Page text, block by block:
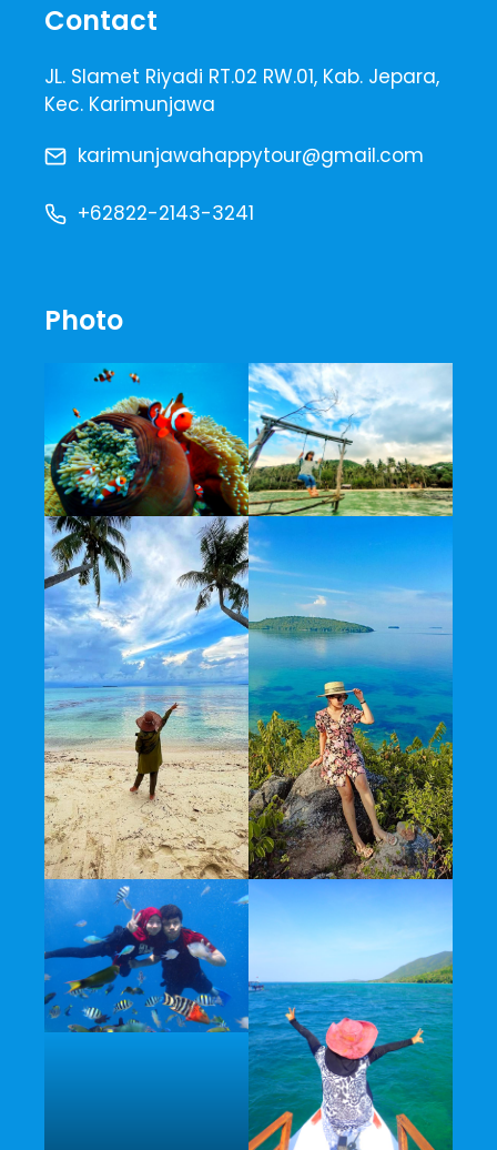
Contact
JL. Slamet Riyadi RT.02 RW.01, Kab. Jepara,
Kec. Karimunjawa
karimunjawahappytour@gmail.com
+62822-2143-3241
Photo